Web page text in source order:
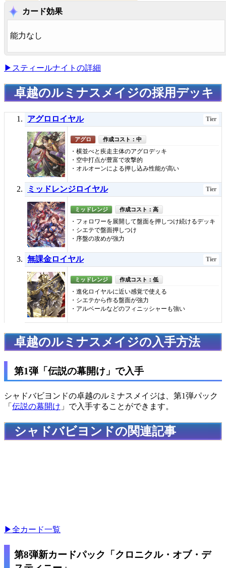
カード効果
能力なし
▶スティールナイトの詳細
卓越のルミナスメイジの採用デッキ
アグロロイヤル Tier
アグロ 作成コスト：中
・横並べと疾走主体のアグロデッキ
・空中打点が豊富で攻撃的
・オルオーンによる押し込み性能が高い
ミッドレンジロイヤル Tier
ミッドレンジ 作成コスト：高
・フォロワーを展開して盤面を押しつけ続けるデッキ
・シエテで盤面押しつけ
・序盤の攻めが強力
無課金ロイヤル Tier
ミッドレンジ 作成コスト：低
・進化ロイヤルに近い感覚で使える
・シエテから作る盤面が強力
・アルベールなどのフィニッシャーも強い
卓越のルミナスメイジの入手方法
第1弾「伝説の幕開け」で入手
シャドバビヨンドの卓越のルミナスメイジは、第1弾パック
「 伝説の幕開け 」で入手することができます。
シャドバビヨンドの関連記事
▶全カード一覧
第8弾新カードパック「クロニクル・オブ・デ